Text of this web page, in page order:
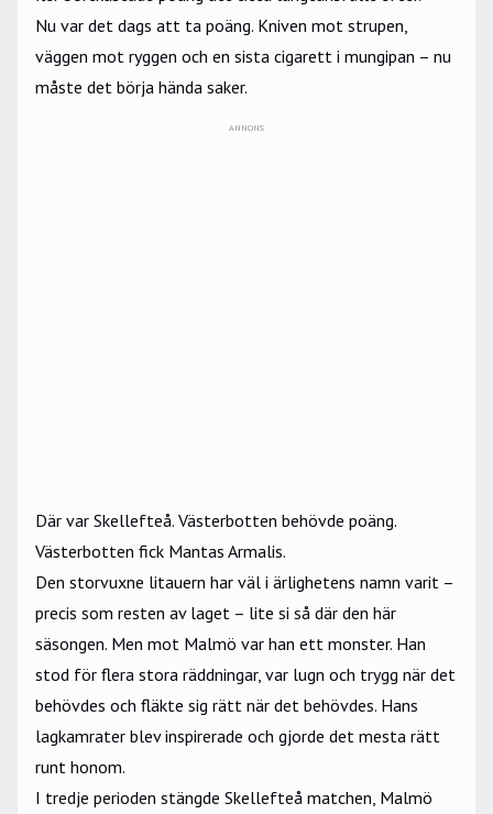
Nu var det dags att ta poäng. Kniven mot strupen,
väggen mot ryggen och en sista cigarett i mungipan – nu
måste det börja hända saker.
ANNONS
Där var Skellefteå. Västerbotten behövde poäng.
Västerbotten fick Mantas Armalis.
Den storvuxne litauern har väl i ärlighetens namn varit –
precis som resten av laget – lite si så där den här
säsongen. Men mot Malmö var han ett monster. Han
stod för flera stora räddningar, var lugn och trygg när det
behövdes och fläkte sig rätt när det behövdes. Hans
lagkamrater blev inspirerade och gjorde det mesta rätt
runt honom.
I tredje perioden stängde Skellefteå matchen, Malmö